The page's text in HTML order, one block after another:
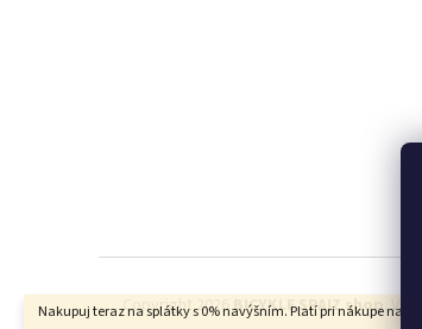
Nakupuj teraz na splátky s 0% navýšním. Platí pri nákupe nad
Copyright 2026BICYKLE SPAIZ shop.